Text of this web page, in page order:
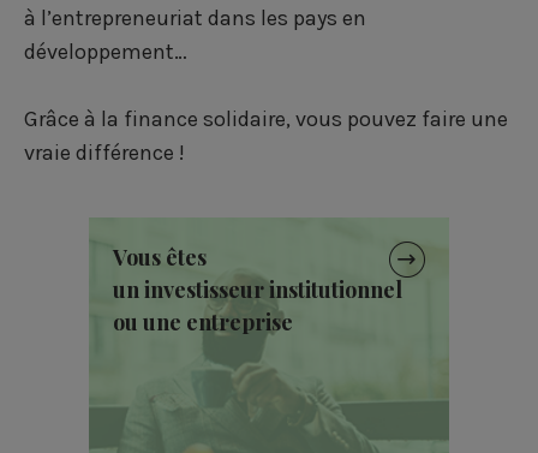
à l’entrepreneuriat dans les pays en
développement…
Grâce à la finance solidaire, vous pouvez faire une
vraie différence !
Vous êtes
un investisseur institutionnel
ou une entreprise